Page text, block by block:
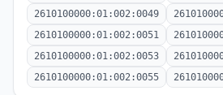
2610100000:01:002:0049
2610100000:01:002:0051
2610100000:01:002:0053
2610100000:01:002:0055